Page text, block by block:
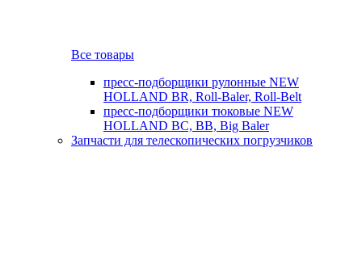
Все товары
пресс-подборщики рулонные NEW
HOLLAND BR, Roll-Baler, Roll-Belt
пресс-подборщики тюковые NEW
HOLLAND BC, BB, Big Baler
Запчасти для телескопических погрузчиков